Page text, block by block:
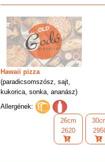
Hawaii pizza
(paradicsomszósz, sajt,
kukorica, sonka, ananász)
Allergének:
26cm
2620